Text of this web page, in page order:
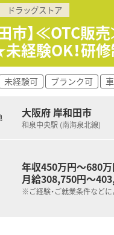
＼＼ こんな業務内容
■OTC販売のみのお仕
■OTCカウンセリング
■お客様には売り上げ
＼＼ こんなお店で
■岸和田駅から徒歩で
■個人ノルマの設定が
■薬剤師として、お客
■OTC販売のご経験を活
■福利厚生が整ってい
ドラッグストア
田市】≪OTC販
経験OK！研
未経験可 ブランク可
大阪府 岸和田市
和泉中央駅 (南海泉北線)
年収450万円～680
月給308,750円～
※ご経験・ご就業条件など